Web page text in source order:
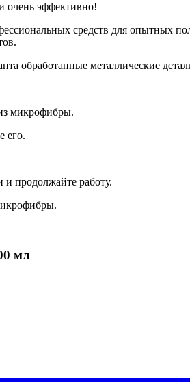
очень эффективно!
средств для опытных
обработанные металлические
микрофибры.
его.
и продолжайте работу.
мл